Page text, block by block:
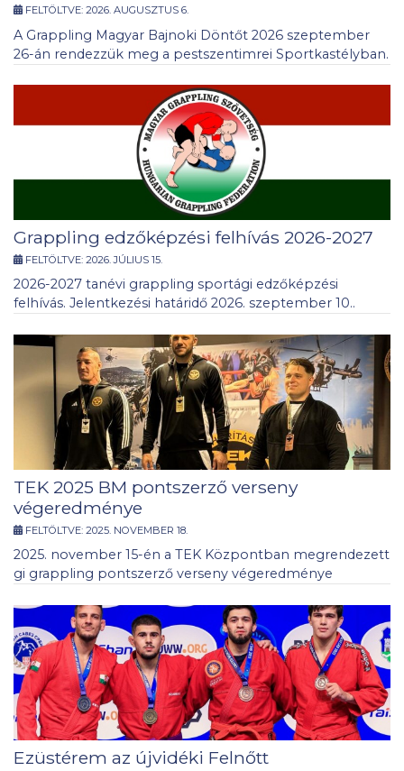
FELTÖLTVE: 2026. AUGUSZTUS 6.
A Grappling Magyar Bajnoki Döntőt 2026 szeptember
26-án rendezzük meg a pestszentimrei Sportkastélyban.
Grappling edzőképzési felhívás 2026-2027
FELTÖLTVE: 2026. JÚLIUS 15.
2026-2027 tanévi grappling sportági edzőképzési
felhívás. Jelentkezési határidő 2026. szeptember 10..
TEK 2025 BM pontszerző verseny
végeredménye
FELTÖLTVE: 2025. NOVEMBER 18.
2025. november 15-én a TEK Központban megrendezett
gi grappling pontszerző verseny végeredménye
Ezüstérem az újvidéki Felnőtt